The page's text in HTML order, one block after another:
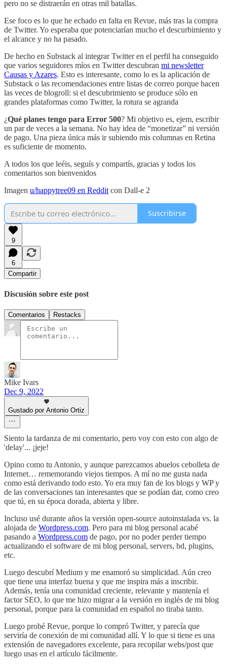
pero no se distraerán en otras mil batallas.
Ese foco es lo que he echado en falta en Revue, más tras la compra
de Twitter. Yo esperaba que potenciarían mucho el descurbimiento y
el alcance y no ha pasado.
De hecho en Substack al integrar Twitter en el perfil ha conseguido
que varios seguidores míos en Twitter descubran mi newsletter
Causas y Azares. Esto es interesante, como lo es la aplicación de
Substack o las recomendaciones entre listas de correo porque hacen
las veces de blogroll: si el descubrimiento se produce sólo en
grandes plataformas como Twitter, la rotura se agranda
¿Qué planes tengo para Error 500? Mi objetivo es, ejem, escribir
un par de veces a la semana. No hay idea de “monetizar” ni versión
de pago. Una pieza única más ir subiendo mis columnas en Retina
es suficiente de momento.
A todos los que leéis, seguís y compartís, gracias y todos los
comentarios son bienvenidos
Imagen u/happytree09 en Reddit con Dall-e 2
Suscribirse
9
6
Compartir
Discusión sobre este post
Comentarios Restacks
Mike Ivars
Dec 9, 2022
Gustado por Antonio Ortiz
Siento la tardanza de mi comentario, pero voy con esto con algo de
'delay'... ¡jeje!
Opino como tu Antonio, y aunque parezcamos abuelos cebolleta de
Internet… rememorando viejos tiempos. A mí no me gusta nada
como está derivando todo esto. Yo era muy fan de los blogs y WP y
de las conversaciones tan interesantes que se podían dar, como creo
que tú, en su época dorada, abierta y libre.
Incluso usé durante años la versión open-source autoinstalada vs. la
alojada de Wordpress.com. Pero para mi blog personal acabé
pasando a Wordpress.com de pago, por no poder perder tiempo
actualizando el software de mi blog personal, servers, bd, plugins,
etc.
Luego descubrí Medium y me enamoró su simplicidad. Aún creo
que tiene una interfaz buena y que me inspira más a inscribir.
Además, tenía una comunidad creciente, relevante y mantenía el
factor SEO, lo que me hizo migrar a la versión en inglés de mi blog
personal, porque para la comunidad en español no tiraba tanto.
Luego probé Revue, porque lo compró Twitter, y parecía que
serviría de conexión de mi comunidad allí. Y lo que si tiene es una
extensión de navegadores excelente, para recopilar webs/post que
luego usas en el artículo fácilmente.